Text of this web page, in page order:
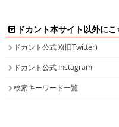
ドカント本サイト以外にこ
ドカント公式 X(旧Twitter)
ドカント公式 Instagram
検索キーワード一覧